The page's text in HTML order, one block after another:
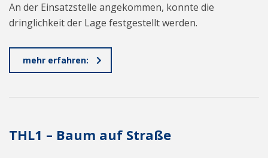
An der Einsatzstelle angekommen, konnte die
dringlichkeit der Lage festgestellt werden.
mehr erfahren:
THL1 – Baum auf Straße